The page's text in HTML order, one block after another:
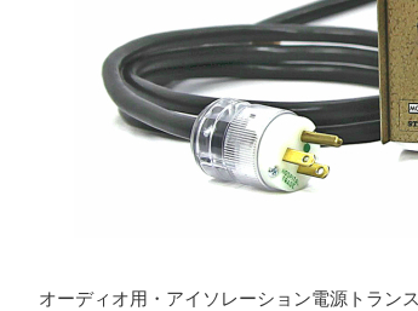
オーディオ用・アイソレーション電源トラン